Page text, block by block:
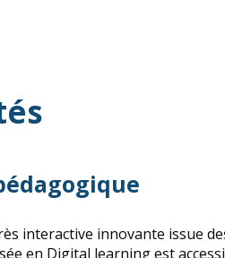
interactive innovante issue
en Digital learning est